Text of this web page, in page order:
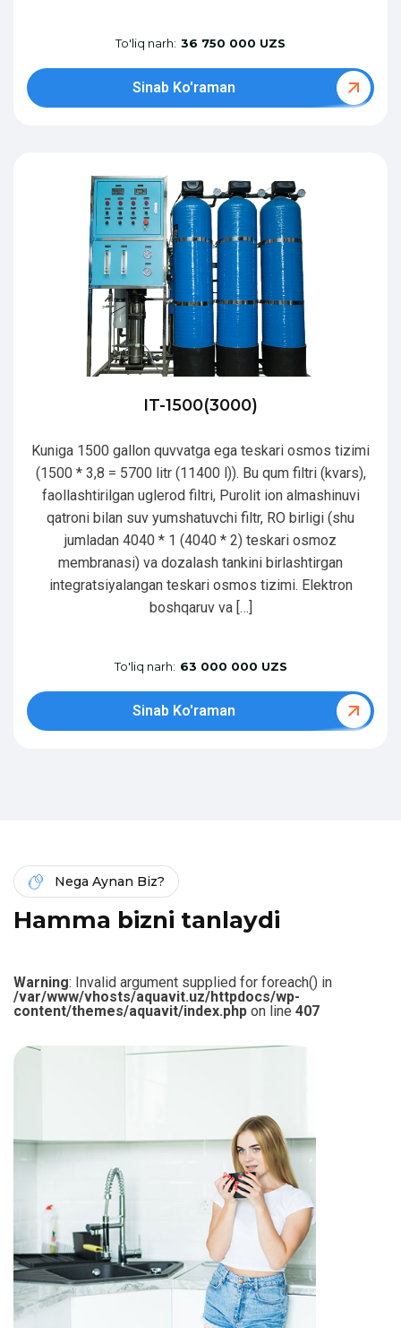
To'liq narh: 36 750 000 UZS
Sinab Ko'raman
IT-1500(3000)
Kuniga 1500 gallon quvvatga ega teskari osmos tizimi
(1500 * 3,8 = 5700 litr (11400 l)). Bu qum filtri (kvars),
faollashtirilgan uglerod filtri, Purolit ion almashinuvi
qatroni bilan suv yumshatuvchi filtr, RO birligi (shu
jumladan 4040 * 1 (4040 * 2) teskari osmoz
membranasi) va dozalash tankini birlashtirgan
integratsiyalangan teskari osmos tizimi. Elektron
boshqaruv va […]
To'liq narh: 63 000 000 UZS
Sinab Ko'raman
Nega Aynan Biz?
Hamma bizni tanlaydi
Warning: Invalid argument supplied for foreach() in
/var/www/vhosts/aquavit.uz/httpdocs/wp-
content/themes/aquavit/index.php on line 407